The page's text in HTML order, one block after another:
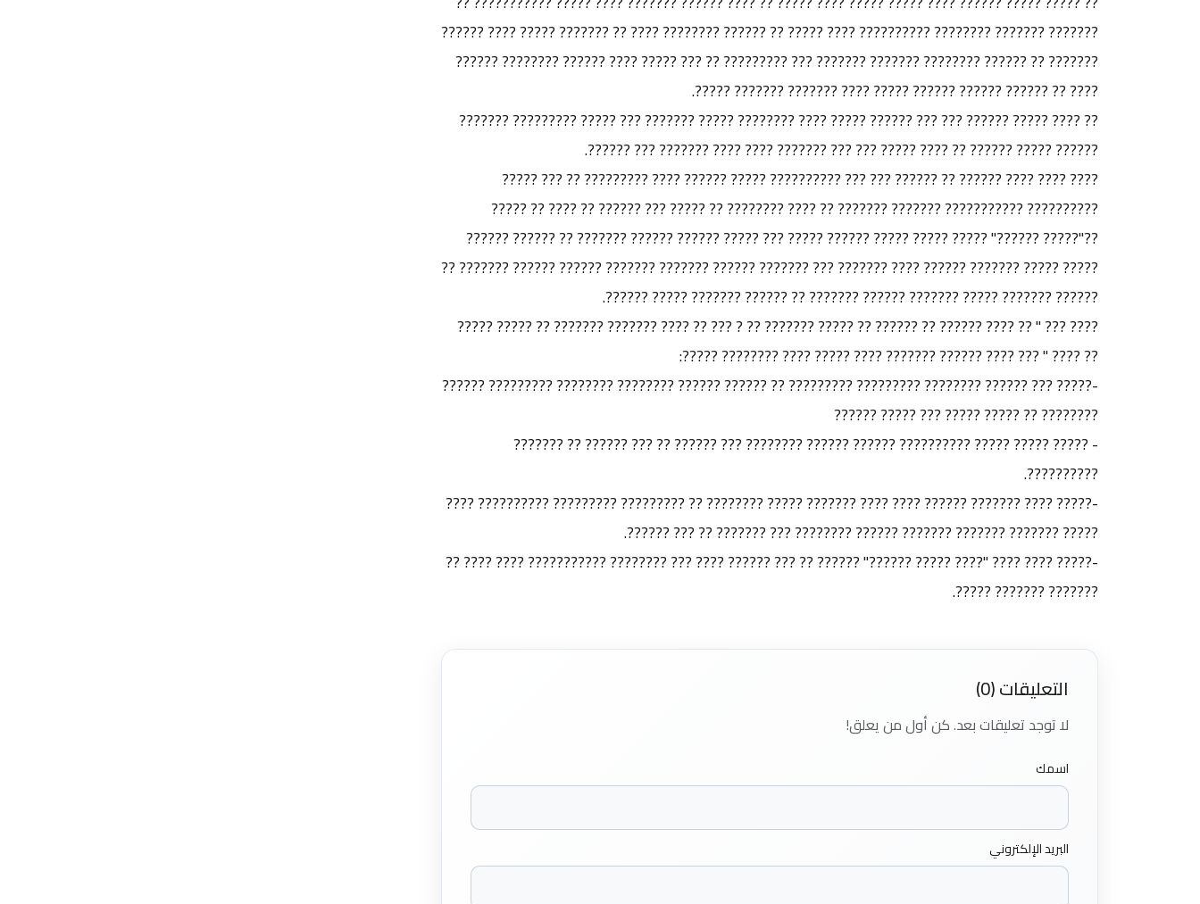
??????? ??????? ???????? ?????????? ???? ????? ?? ?????? ???????? ???? ?? ??????? ????? ???? ??????
??????? ?? ?????? ???????? ??????? ??????? ??? ????????? ?? ??? ????? ???? ?????? ???????? ??????
???? ?? ?????? ?????? ?????? ????? ???? ??????? ??????? ?????.
?? ???? ????? ?????? ??? ??? ?????? ????? ???? ???????? ????? ??????? ??? ????? ????????? ???????
?????? ????? ?????? ?? ???? ????? ??? ??? ??????? ???? ???? ??????? ??? ??????.
???? ???? ???? ?????? ?? ?????? ??? ??? ?????????? ????? ?????? ???? ????????? ?? ??? ?????
?????????? ??????????? ??????? ??????? ?? ???? ???????? ?? ????? ??? ?????? ?? ???? ?? ?????
??"????? ??????" ????? ????? ????? ?????? ????? ??? ????? ?????? ?????? ??????? ?? ?????? ??????
????? ????? ??????? ?????? ???? ??????? ??? ??????? ?????? ??????? ??????? ?????? ?????? ??????? ??
?????? ??????? ????? ??????? ?????? ??????? ?? ?????? ??????? ????? ??????.
???? ??? " ?? ???? ?????? ?? ?????? ?? ????? ??????? ?? ? ??? ?? ???? ??????? ??????? ?? ????? ?????
?? ???? " ??? ???? ?????? ??????? ???? ????? ???? ???????? ?????:
-????? ??? ?????? ???????? ????????? ????????? ?? ?????? ?????? ???????? ???????? ????????? ??????
???????? ?? ????? ????? ??? ????? ??????
- ????? ????? ????? ?????????? ?????? ?????? ???????? ??? ?????? ?? ??? ?????? ?? ???????
??????????.
-????? ???? ??????? ?????? ???? ???? ??????? ????? ???????? ?? ????????? ????????? ?????????? ????
????? ??????? ??????? ??????? ?????? ???????? ??? ??????? ?? ??? ??????.
-????? ???? ???? "???? ????? ??????" ?????? ?? ??? ?????? ???? ??? ???????? ??????????? ???? ???? ??
??????? ??????? ?????.
التعليقات (0)
لا توجد تعليقات بعد. كن أول من يعلق!
اسمك
البريد الإلكتروني